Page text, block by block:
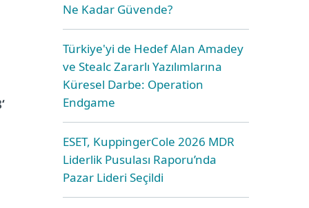
Ne Kadar Güvende?
Türkiye'yi de Hedef Alan Amadey
ve Stealc Zararlı Yazılımlarına
Küresel Darbe: Operation
Endgame
ESET, KuppingerCole 2026 MDR
Liderlik Pusulası Raporu’nda
Pazar Lideri Seçildi